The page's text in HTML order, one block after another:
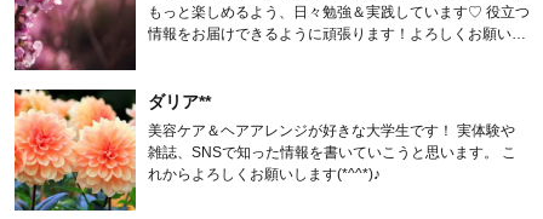
もっと楽しめるよう、日々勉強＆実践しています♡ 役立つ
情報をお届けできるように頑張ります！よろしくお願いし
ダリア**
美容ケア＆ヘアアレンジが好きな大学生です！ 実体験や
雑誌、SNSで知った情報を書いていこうと思います。 こ
れからよろしくお願いします(*^^*)♪